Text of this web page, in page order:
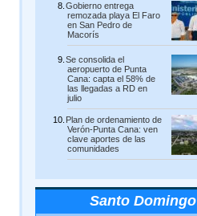
Gobierno entrega
remozada playa El Faro
en San Pedro de
Macorís
Se consolida el
aeropuerto de Punta
Cana: capta el 58% de
las llegadas a RD en
julio
Plan de ordenamiento de
Verón-Punta Cana: ven
clave aportes de las
comunidades
Santo Domingo